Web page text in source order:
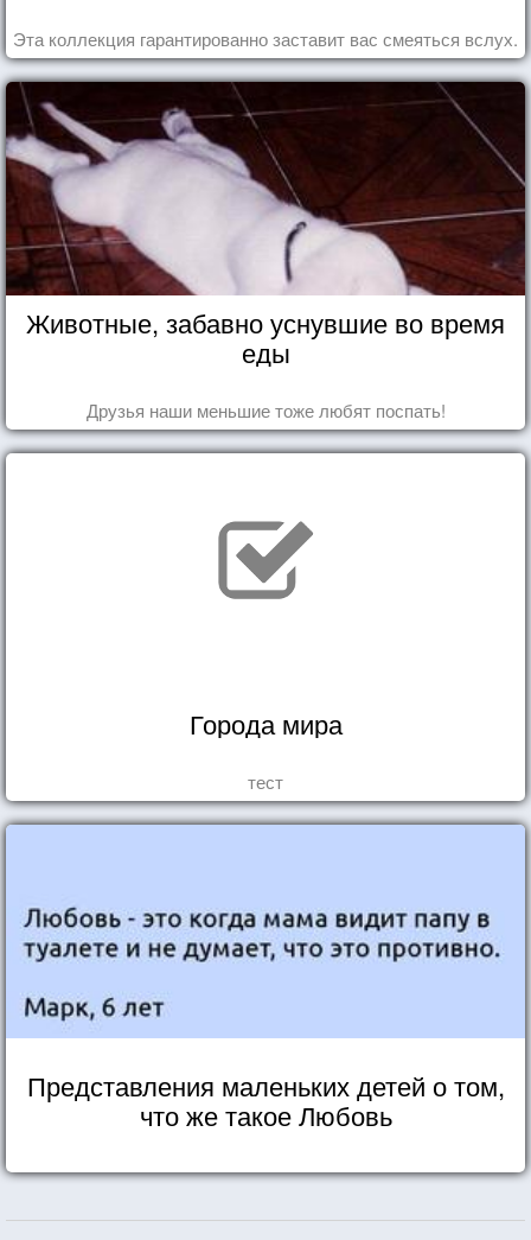
Эта коллекция гарантированно заставит вас смеяться вслух.
Животные, забавно уснувшие во время
еды
Друзья наши меньшие тоже любят поспать!
Города мира
тест
Представления маленьких детей о том,
что же такое Любовь